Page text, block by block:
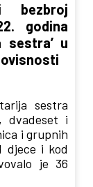
bezbroj
godina
sestra’ u
sestra
dvadeset i
i grupnih
djece i kod
je 36